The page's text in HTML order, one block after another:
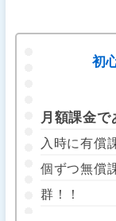
初
月額課金
入時に有償
個ずつ無償
群！！